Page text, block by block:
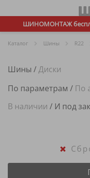
ШИНОМОНТАЖ
Каталог Шины R22
Шины /Диски
По параметрам / По
В наличии / И под